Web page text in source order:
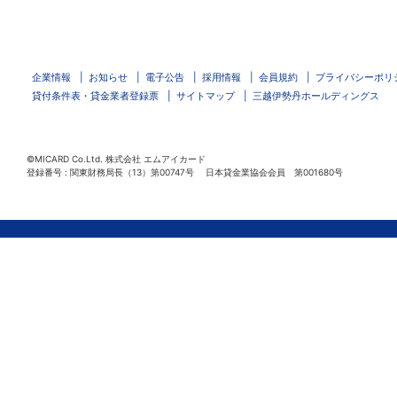
企業情報 お知らせ 電子公告 採用情報 会員規約
プライバシーポリ
貸付条件表・貸金業者登録票
サイトマップ 三越伊勢丹ホールディングス
©MICARD Co.Ltd. 株式会社 エムアイカード
登録番号 : 関東財務局長（13）第00747号 日本貸金業協会会員 第001680号